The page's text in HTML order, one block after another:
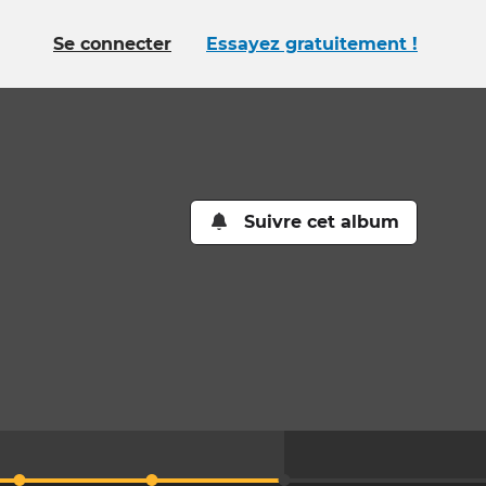
Se connecter Essayez gratuitement !
Suivre cet album